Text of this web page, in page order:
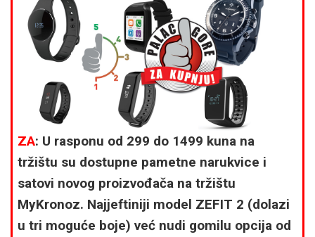
ZA: U rasponu od 299 do 1499 kuna na
tržištu su dostupne pametne narukvice i
satovi novog proizvođača na tržištu
MyKronoz. Najjeftiniji model ZEFIT 2 (dolazi
u tri moguće boje) već nudi gomilu opcija od